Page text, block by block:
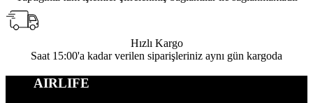
Hızlı Kargo
Saat 15:00'a kadar verilen siparişleriniz aynı gün kargoda
AIRLIFE